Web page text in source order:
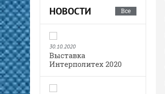
НОВОСТИ Все
30.10.2020
Выставка
Интерполитех 2020